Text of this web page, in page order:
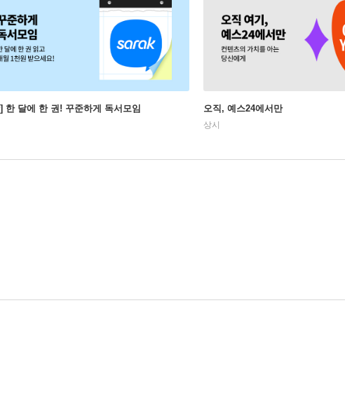
한 달에 한 권! 꾸준하게 독서모임 오직, 예스24에서만
상시